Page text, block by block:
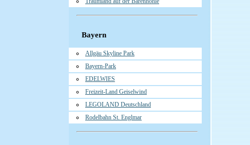
Bayern
Allgäu Skyline Park
Bayern-Park
EDELWIES
Freizeit-Land Geiselwind
LEGOLAND Deutschland
Rodelbahn St. Englmar